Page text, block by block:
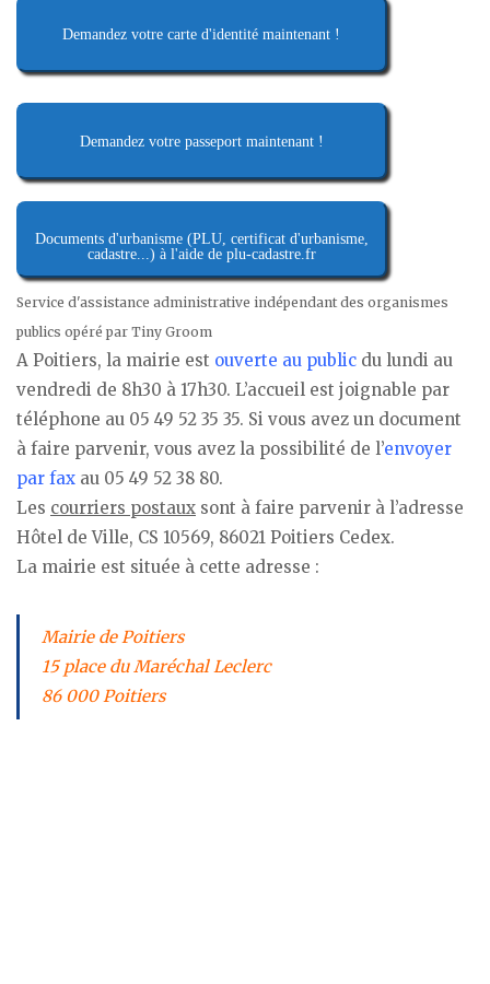
Demandez votre carte d'identité maintenant !
Demandez votre passeport maintenant !
Documents d'urbanisme (PLU, certificat d'urbanisme,
cadastre...) à l'aide de plu-cadastre.fr
Service d'assistance administrative indépendant des organismes
publics opéré par Tiny Groom
A Poitiers, la mairie est ouverte au public du lundi au
vendredi de 8h30 à 17h30. L’accueil est joignable par
téléphone au 05 49 52 35 35. Si vous avez un document
à faire parvenir, vous avez la possibilité de l’envoyer
par fax au 05 49 52 38 80.
Les courriers postaux sont à faire parvenir à l’adresse
Hôtel de Ville, CS 10569, 86021 Poitiers Cedex.
La mairie est située à cette adresse :
Mairie de Poitiers
15 place du Maréchal Leclerc
86 000 Poitiers